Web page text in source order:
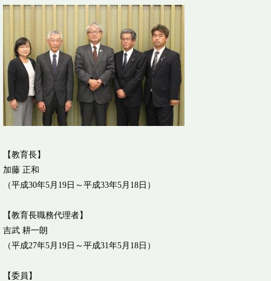
【教育長】
加藤 正和
（平成30年5月19日～平成33年5月18日）
【教育長職務代理者】
吉武 耕一朗
（平成27年5月19日～平成31年5月18日）
【委員】